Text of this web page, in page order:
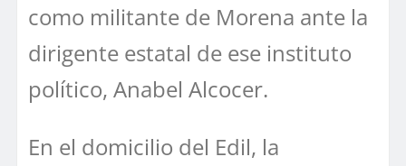
como militante de Morena ante la
dirigente estatal de ese instituto
político, Anabel Alcocer.
En el domicilio del Edil, la